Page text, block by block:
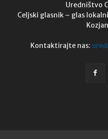
Uredništvo
Celjski glasnik – glas
Kontaktirajte nas: